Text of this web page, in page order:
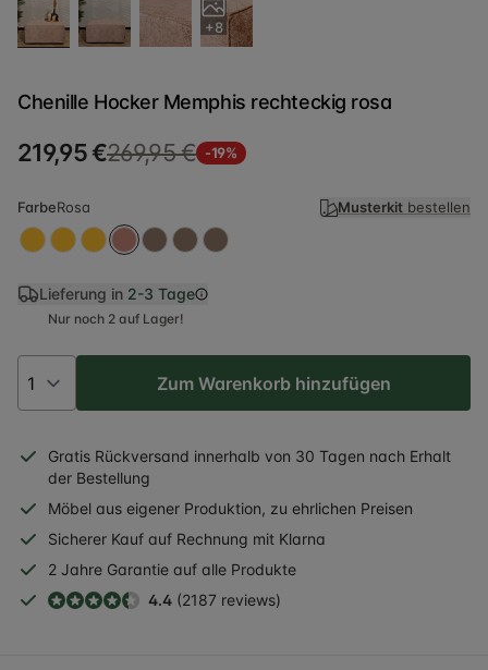
+8
Chenille Hocker Memphis rechteckig rosa
219,95 €269,95 € -19%
FarbeRosa Musterkit bestellen
Lieferung in 2-3 Tage
Nur noch 2 auf Lager!
Zum Warenkorb hinzufügen
Gratis Rückversand innerhalb von 30 Tagen nach Erhalt
der Bestellung
Möbel aus eigener Produktion, zu ehrlichen Preisen
Sicherer Kauf auf Rechnung mit Klarna
2 Jahre Garantie auf alle Produkte
4.4 (2187 reviews)